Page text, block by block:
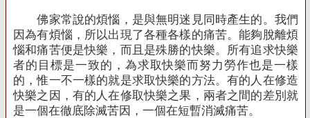
佛家常說的煩惱，是與無明迷見同時產生的。我們
因為有煩惱，所以出現了各種各樣的痛苦。能夠脫離煩
惱和痛苦便是快樂，而且是殊勝的快樂。所有追求快樂
者的目標是一致的，為求取快樂而努力勞作也是一樣
的，惟一不一樣的就是求取快樂的方法。有的人在修造
快樂之因，有的人在修取快樂之果，兩者之間的差別就
是一個在徹底除滅苦因，一個在短暫消滅痛苦。